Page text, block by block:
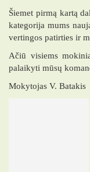
Šiemet pirmą kartą
kategorija mums
vertingos patirties ir
Ačiū visiems
palaikyti mūsų
Mokytojas V. Batakis